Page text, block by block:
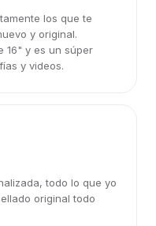
los que te
y original.
16" y es un súper
y videos.
todo lo que yo
original todo